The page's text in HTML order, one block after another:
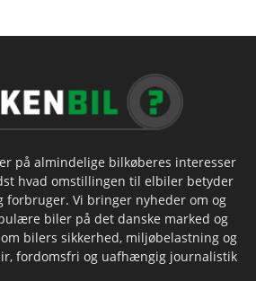
på almindelige bilkøberes interesser
hvad omstillingen til elbiler betyder
forbruger. Vi bringer nyheder om og
biler på det danske marked og
bilers sikkerhed, miljøbelastning og
fordomsfri og uafhængig journalistik